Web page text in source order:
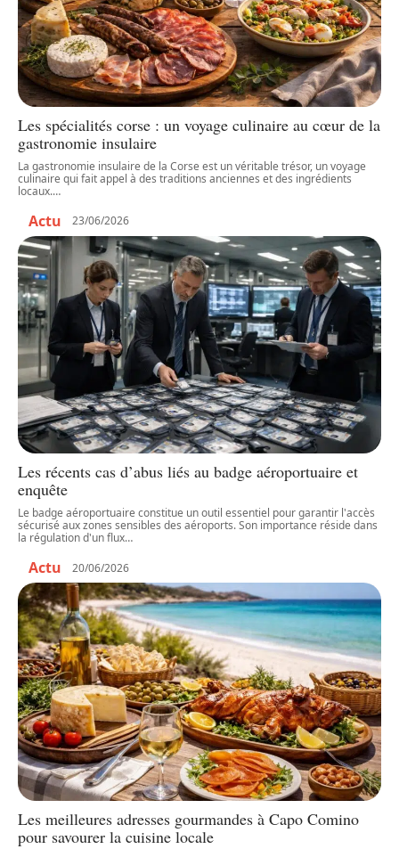
Les spécialités corse : un voyage culinaire au cœur de la
gastronomie insulaire
La gastronomie insulaire de la Corse est un véritable trésor, un voyage
culinaire qui fait appel à des traditions anciennes et des ingrédients
locaux.…
Actu 23/06/2026
Les récents cas d’abus liés au badge aéroportuaire et
enquête
Le badge aéroportuaire constitue un outil essentiel pour garantir l'accès
sécurisé aux zones sensibles des aéroports. Son importance réside dans
la régulation d'un flux…
Actu 20/06/2026
Les meilleures adresses gourmandes à Capo Comino
pour savourer la cuisine locale